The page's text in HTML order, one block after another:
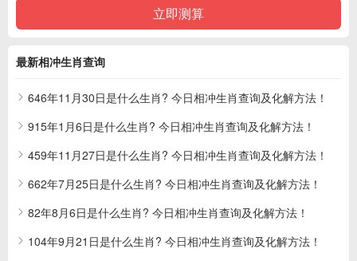
最新相冲生肖查询
646年11月30日是什么生肖? 今日相冲生肖查询及化解方法！
915年1月6日是什么生肖? 今日相冲生肖查询及化解方法！
459年11月27日是什么生肖? 今日相冲生肖查询及化解方法！
662年7月25日是什么生肖? 今日相冲生肖查询及化解方法！
82年8月6日是什么生肖? 今日相冲生肖查询及化解方法！
104年9月21日是什么生肖? 今日相冲生肖查询及化解方法！